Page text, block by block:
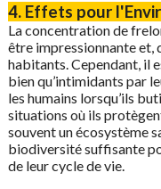
4. Effets pour
La concentration de
être impressionnante et,
habitants. Cependant, il
bien qu’intimidants par
les humains lorsqu’ils
situations où ils
souvent un écosystème
biodiversité suffisante
de leur cycle de vie.